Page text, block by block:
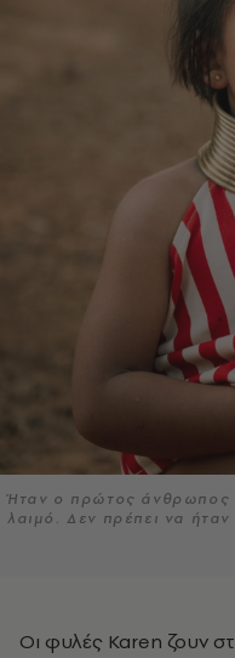
Ήταν ο πρώτος άνθρωπος
λαιμό. Δεν πρέπει να
Οι φυλές Karen ζουν στη βόρεια Ταϊλάνδη εδώ και